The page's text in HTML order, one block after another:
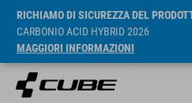
RICHIAMO DI SICUREZZA DEL
CARBONIO ACID HYBRID 2026
MAGGIORI INFORMAZIONI